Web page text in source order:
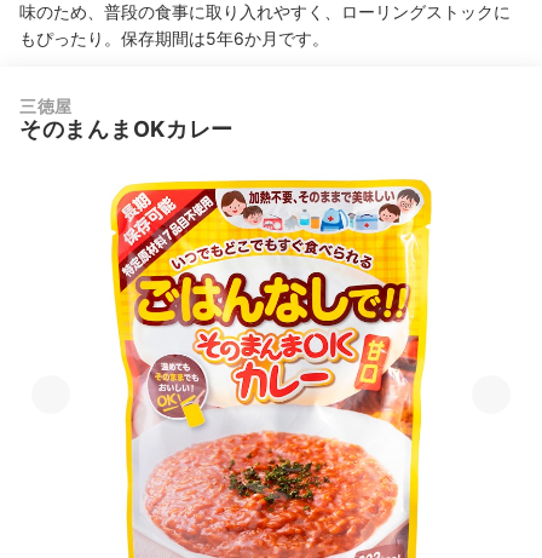
味のため、普段の食事に取り入れやすく、ローリングストックに
もぴったり。保存期間は5年6か月です。
三徳屋
そのまんまOKカレー